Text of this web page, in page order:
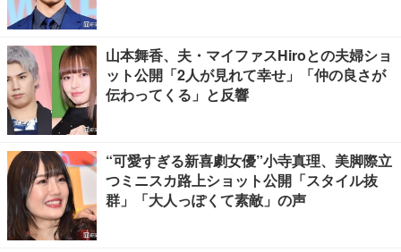
山本舞香、夫・マイファスHiroとの夫婦ショ
ット公開「2人が見れて幸せ」「仲の良さが
伝わってくる」と反響
“可愛すぎる新喜劇女優”小寺真理、美脚際立
つミニスカ路上ショット公開「スタイル抜
群」「大人っぽくて素敵」の声